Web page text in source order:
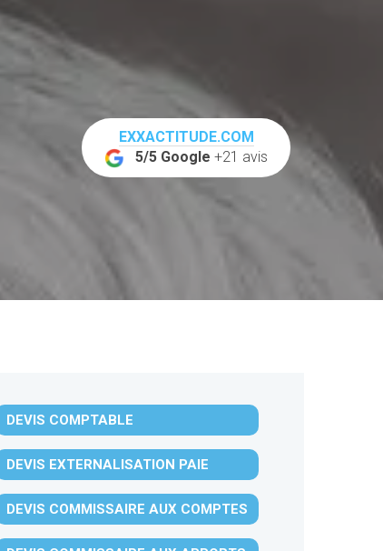
EXXACTITUDE.COM
5/5 Google +21 avis
DEVIS COMPTABLE
DEVIS EXTERNALISATION PAIE
DEVIS COMMISSAIRE AUX COMPTES